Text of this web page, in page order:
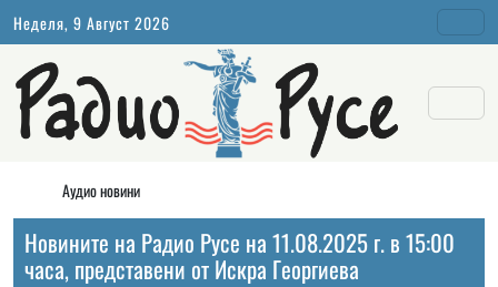
Неделя, 9 Август 2026
Аудио новини
Новините на Радио Русе на 11.08.2025 г. в 15:00
часа, представени от Искра Георгиева